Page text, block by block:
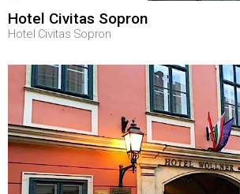
Hotel Civitas Sopron
Hotel Civitas Sopron